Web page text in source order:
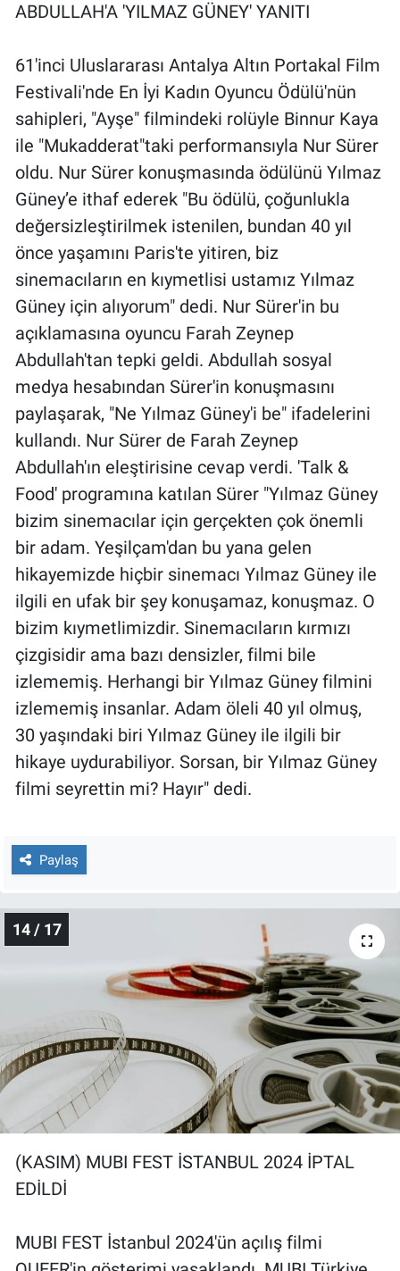
ABDULLAH'A 'YILMAZ GÜNEY' YANITI
61'inci Uluslararası Antalya Altın Portakal Film
Festivali'nde En İyi Kadın Oyuncu Ödülü'nün
sahipleri, "Ayşe" filmindeki rolüyle Binnur Kaya
ile "Mukadderat"taki performansıyla Nur Sürer
oldu. Nur Sürer konuşmasında ödülünü Yılmaz
Güney’e ithaf ederek "Bu ödülü, çoğunlukla
değersizleştirilmek istenilen, bundan 40 yıl
önce yaşamını Paris'te yitiren, biz
sinemacıların en kıymetlisi ustamız Yılmaz
Güney için alıyorum" dedi. Nur Sürer'in bu
açıklamasına oyuncu Farah Zeynep
Abdullah'tan tepki geldi. Abdullah sosyal
medya hesabından Sürer'in konuşmasını
paylaşarak, "Ne Yılmaz Güney'i be" ifadelerini
kullandı. Nur Sürer de Farah Zeynep
Abdullah'ın eleştirisine cevap verdi. 'Talk &
Food' programına katılan Sürer "Yılmaz Güney
bizim sinemacılar için gerçekten çok önemli
bir adam. Yeşilçam'dan bu yana gelen
hikayemizde hiçbir sinemacı Yılmaz Güney ile
ilgili en ufak bir şey konuşamaz, konuşmaz. O
bizim kıymetlimizdir. Sinemacıların kırmızı
çizgisidir ama bazı densizler, filmi bile
izlememiş. Herhangi bir Yılmaz Güney filmini
izlememiş insanlar. Adam öleli 40 yıl olmuş,
30 yaşındaki biri Yılmaz Güney ile ilgili bir
hikaye uydurabiliyor. Sorsan, bir Yılmaz Güney
filmi seyrettin mi? Hayır" dedi.
Paylaş
14 / 17
(KASIM) MUBI FEST İSTANBUL 2024 İPTAL
EDİLDİ
MUBI FEST İstanbul 2024'ün açılış filmi